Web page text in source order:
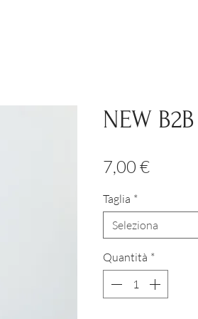
NEW
7,00 €
Taglia *
Seleziona
Quantità *